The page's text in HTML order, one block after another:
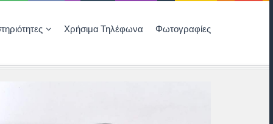
Χρήσιμα Τηλέφωνα Φωτογραφίες